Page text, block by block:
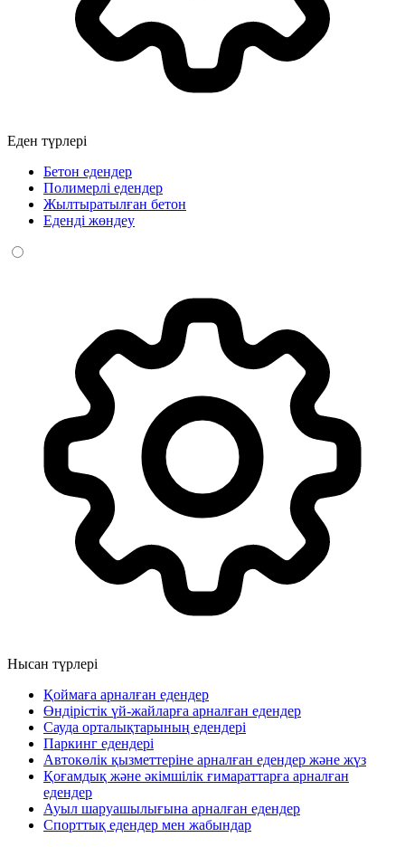
Еден түрлері
Бетон едендер
Полимерлі едендер
Жылтыратылған бетон
Еденді жөндеу
Нысан түрлері
Қоймаға арналған едендер
Өндірістік үй-жайларға арналған едендер
Сауда орталықтарының едендері
Паркинг едендері
Автокөлік қызметтеріне арналған едендер және жүз
Қоғамдық және әкімшілік ғимараттарға арналған
едендер
Ауыл шаруашылығына арналған едендер
Спорттық едендер мен жабындар